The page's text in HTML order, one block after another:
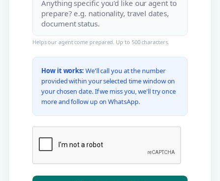
Helps our agent come prepared. Up to 500 characters.
How it works: We'll call you at the number
provided within your selected time window on
your chosen date. If we miss you, we'll try once
more and follow up on WhatsApp.